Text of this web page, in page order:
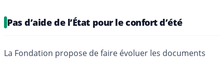
Pas d’aide de l’État pour le confort d’été
La Fondation propose de faire évoluer les documents